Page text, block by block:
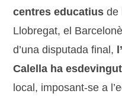
centres educatius de
Llobregat, el
d’una disputada final,
Calella ha
local, imposant-se a